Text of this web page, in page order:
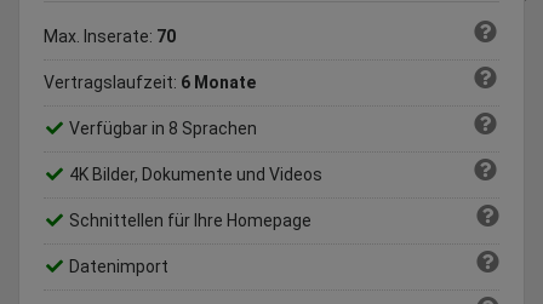
Max. Inserate: 70
Vertragslaufzeit: 6 Monate
Verfügbar in 8 Sprachen
4K Bilder, Dokumente und Videos
Schnittellen für Ihre Homepage
Datenimport